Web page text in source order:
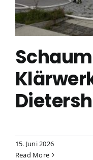
15. Juni 2026
Read More